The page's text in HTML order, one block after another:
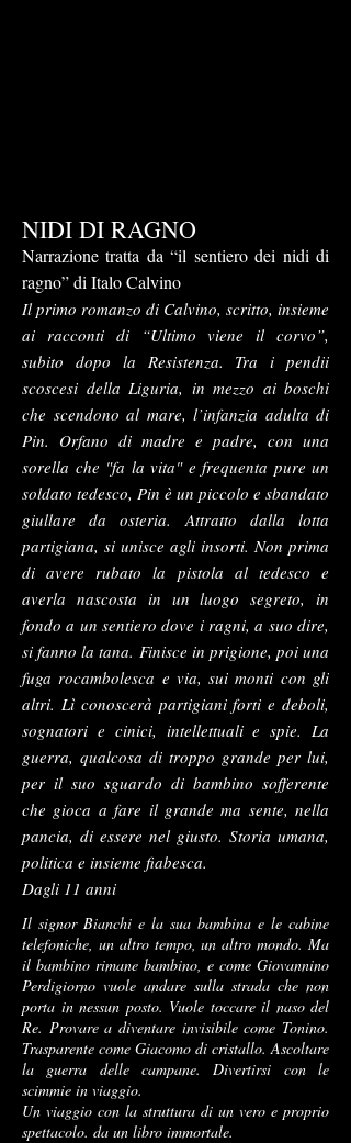
NIDI DI RAGNO
Narrazione tratta da “il sentiero dei nidi di
ragno” di Italo Calvino
Il primo romanzo di Calvino, scritto, insieme
ai racconti di “Ultimo viene il corvo”,
subito dopo la Resistenza. Tra i pendii
scoscesi della Liguria, in mezzo ai boschi
che scendono al mare, l’infanzia adulta di
Pin. Orfano di madre e padre, con una
sorella che "fa la vita" e frequenta pure un
soldato tedesco, Pin è un piccolo e sbandato
giullare da osteria. Attratto dalla lotta
partigiana, si unisce agli insorti. Non prima
di avere rubato la pistola al tedesco e
averla nascosta in un luogo segreto, in
fondo a un sentiero dove i ragni, a suo dire,
si fanno la tana. Finisce in prigione, poi una
fuga rocambolesca e via, sui monti con gli
altri. Lì conoscerà partigiani forti e deboli,
sognatori e cinici, intellettuali e spie. La
guerra, qualcosa di troppo grande per lui,
per il suo sguardo di bambino sofferente
che gioca a fare il grande ma sente, nella
pancia, di essere nel giusto. Storia umana,
politica e insieme fiabesca.
Dagli 11 anni
Il signor Bianchi e la sua bambina e le cabine
telefoniche, un altro tempo, un altro mondo. Ma
il bambino rimane bambino, e come Giovannino
Perdigiorno vuole andare sulla strada che non
porta in nessun posto. Vuole toccare il naso del
Re. Provare a diventare invisibile come Tonino.
Trasparente come Giacomo di cristallo. Ascoltare
la guerra delle campane. Divertirsi con le
scimmie in viaggio.
Un viaggio con la struttura di un vero e proprio
spettacolo. da un libro immortale.